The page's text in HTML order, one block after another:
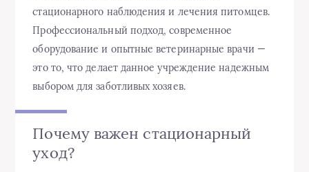
стационарного наблюдения и лечения питомцев.
Профессиональный подход, современное
оборудование и опытные ветеринарные врачи —
это то, что делает данное учреждение надежным
выбором для заботливых хозяев.
Почему важен стационарный
уход?